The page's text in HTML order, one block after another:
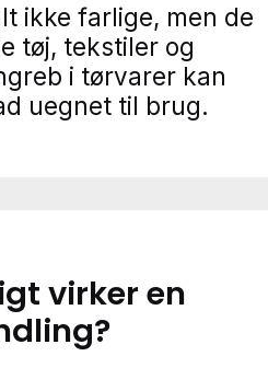
ikke farlige, men de
tøj, tekstiler og
i tørvarer kan
uegnet til brug.
virker en